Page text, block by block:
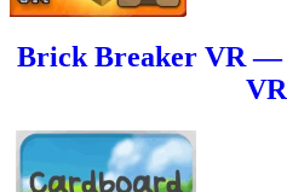
Brick Breaker VR